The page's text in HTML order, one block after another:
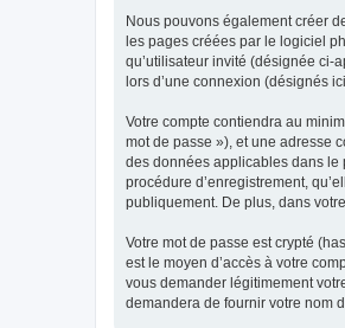
Nous pouvons également créer
les pages créées par le logiciel
qu’utilisateur invité (désignée ci-
lors d’une connexion (désignés
Votre compte contiendra au
mot de passe »), et une adresse
des données applicables dans le
procédure d’enregistrement,
publiquement. De plus, dans
Votre mot de passe est crypté
est le moyen d’accès à votre
vous demander légitimement
demandera de fournir votre nom